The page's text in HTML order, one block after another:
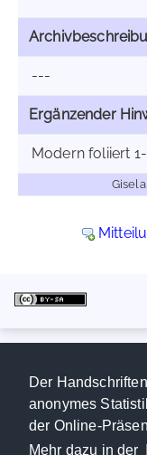
Der
anonymes
der Online-
Mehr dazu in der
---
Ergänzender
Modern foliiert